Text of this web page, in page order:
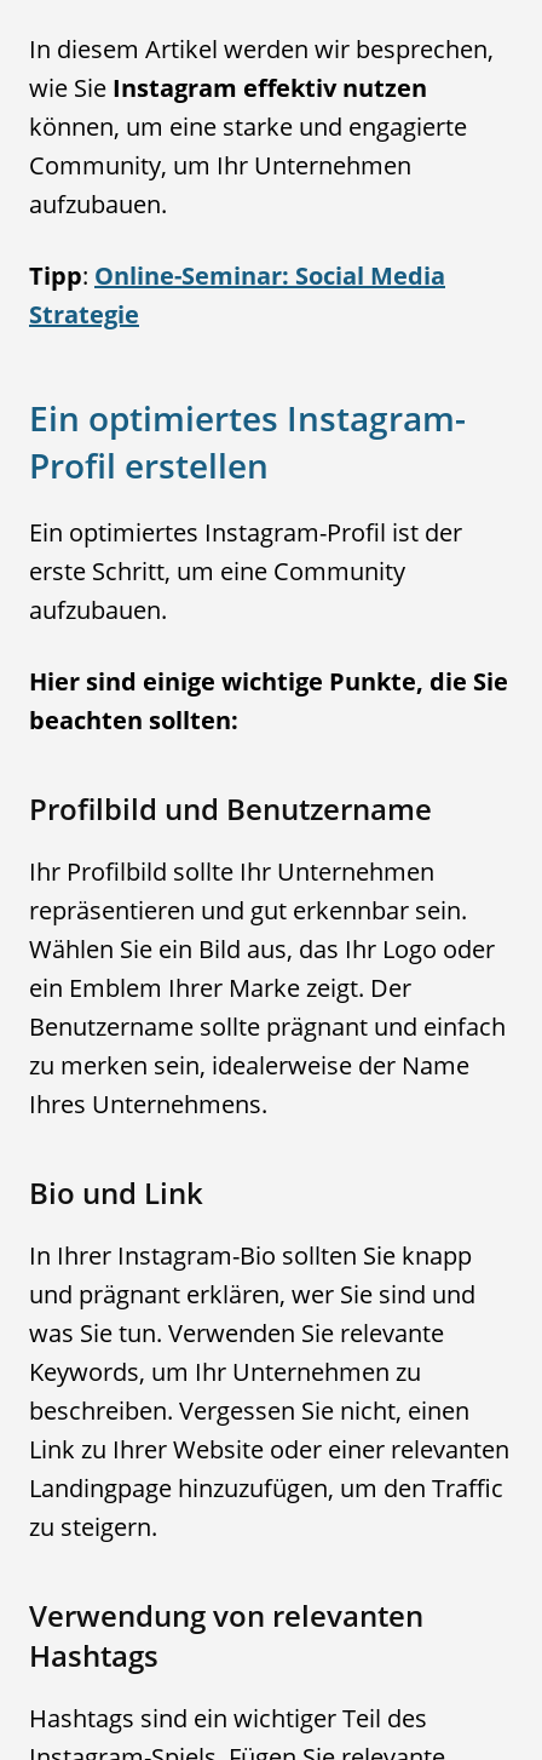
In diesem Artikel werden wir besprechen,
wie Sie Instagram effektiv nutzen
können, um eine starke und engagierte
Community, um Ihr Unternehmen
aufzubauen.
Tipp: Online-Seminar: Social Media
Strategie
Ein optimiertes Instagram-
Profil erstellen
Ein optimiertes Instagram-Profil ist der
erste Schritt, um eine Community
aufzubauen.
Hier sind einige wichtige Punkte, die Sie
beachten sollten:
Profilbild und Benutzername
Ihr Profilbild sollte Ihr Unternehmen
repräsentieren und gut erkennbar sein.
Wählen Sie ein Bild aus, das Ihr Logo oder
ein Emblem Ihrer Marke zeigt. Der
Benutzername sollte prägnant und einfach
zu merken sein, idealerweise der Name
Ihres Unternehmens.
Bio und Link
In Ihrer Instagram-Bio sollten Sie knapp
und prägnant erklären, wer Sie sind und
was Sie tun. Verwenden Sie relevante
Keywords, um Ihr Unternehmen zu
beschreiben. Vergessen Sie nicht, einen
Link zu Ihrer Website oder einer relevanten
Landingpage hinzuzufügen, um den Traffic
zu steigern.
Verwendung von relevanten
Hashtags
Hashtags sind ein wichtiger Teil des